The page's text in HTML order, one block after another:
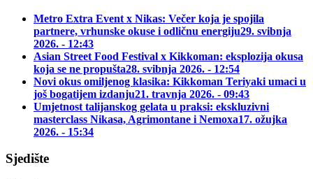
Metro Extra Event x Nikas: Večer koja je spojila
partnere, vrhunske okuse i odličnu energiju29. svibnja
2026. - 12:43
Asian Street Food Festival x Kikkoman: eksplozija okusa
koja se ne propušta28. svibnja 2026. - 12:54
Novi okus omiljenog klasika: Kikkoman Teriyaki umaci u
još bogatijem izdanju21. travnja 2026. - 09:43
Umjetnost talijanskog gelata u praksi: ekskluzivni
masterclass Nikasa, Agrimontane i Nemoxa17. ožujka
2026. - 15:34
Sjedište